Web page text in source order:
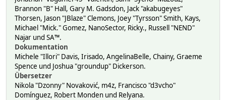
Brannon "B" Hall, Gary M. Gadsdon, Jack "akabugeyes"
Thorsen, Jason "JBlaze" Clemons, Joey "Tyrsson" Smith, Kays,
Michael "Mick." Gomez, NanoSector, Ricky., Russell "NEND"
Najar und SA™.
Dokumentation
Michele "Illori" Davis, Irisado, AngelinaBelle, Chainy, Graeme
Spence und Joshua "groundup" Dickerson.
Übersetzer
Nikola "Dzonny" Novaković, m4z, Francisco "d3vcho"
Domínguez, Robert Monden und Relyana.